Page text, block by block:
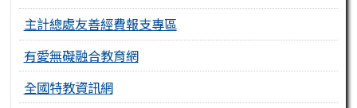
主計總處友善經費報支專區
有愛無礙融合教育網
全國特教資訊網